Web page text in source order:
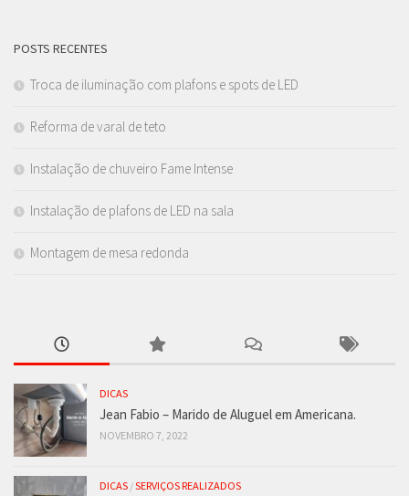
POSTS RECENTES
Troca de iluminação com plafons e spots de LED
Reforma de varal de teto
Instalação de chuveiro Fame Intense
Instalação de plafons de LED na sala
Montagem de mesa redonda
DICAS
Jean Fabio – Marido de Aluguel em Americana.
NOVEMBRO 7, 2022
DICAS /SERVIÇOS REALIZADOS